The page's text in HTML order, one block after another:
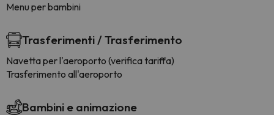
Menu per bambini
Trasferimenti / Trasferimento
Navetta per l'aeroporto (verifica tariffa)
Trasferimento all'aeroporto
Bambini e animazione